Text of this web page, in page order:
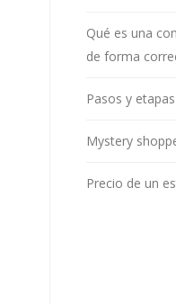
Qué es una
de forma
Pasos y
Mystery
Precio de un